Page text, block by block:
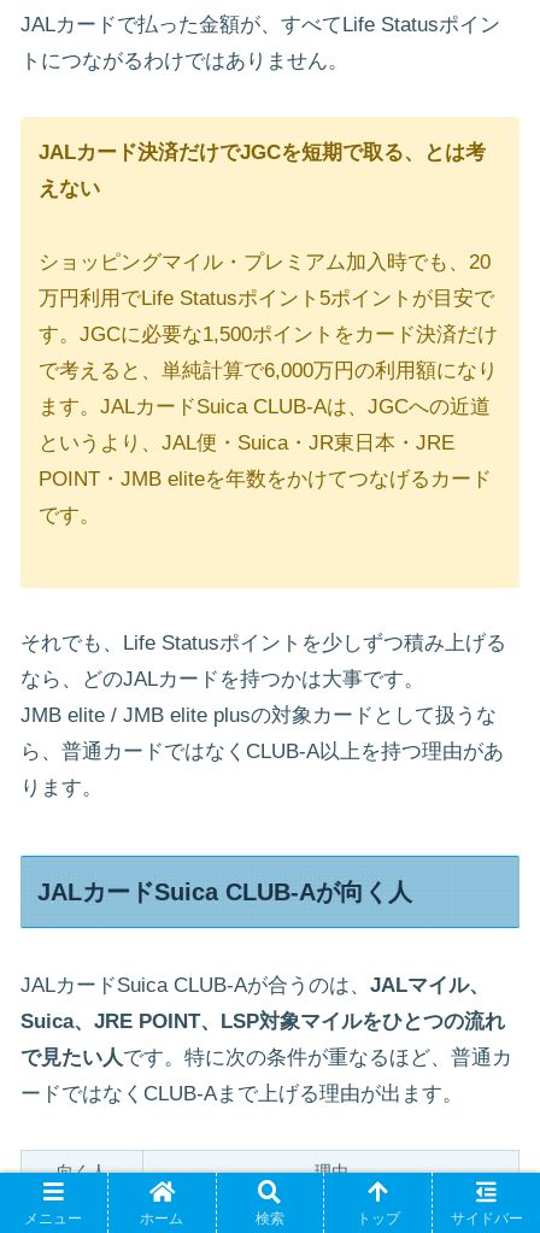
JALカードで払った金額が、すべてLife Statusポイン
トにつながるわけではありません。
JALカード決済だけでJGCを短期で取る、とは考
えない
ショッピングマイル・プレミアム加入時でも、20
万円利用でLife Statusポイント5ポイントが目安で
す。JGCに必要な1,500ポイントをカード決済だけ
で考えると、単純計算で6,000万円の利用額になり
ます。JALカードSuica CLUB-Aは、JGCへの近道
というより、JAL便・Suica・JR東日本・JRE
POINT・JMB eliteを年数をかけてつなげるカード
です。
それでも、Life Statusポイントを少しずつ積み上げる
なら、どのJALカードを持つかは大事です。
JMB elite / JMB elite plusの対象カードとして扱うな
ら、普通カードではなくCLUB-A以上を持つ理由があ
ります。
JALカードSuica CLUB-Aが向く人
JALカードSuica CLUB-Aが合うのは、 JALマイル、
Suica、JRE POINT、LSP対象マイルをひとつの流れ
で見たい人です。特に次の条件が重なるほど、普通カ
ードではなくCLUB-Aまで上げる理由が出ます。
向く人 理由
JAL国際線に 普通カードより搭乗ボーナスが厚く、ビジネス
メニュー ホーム 検索 トップ サイドバー